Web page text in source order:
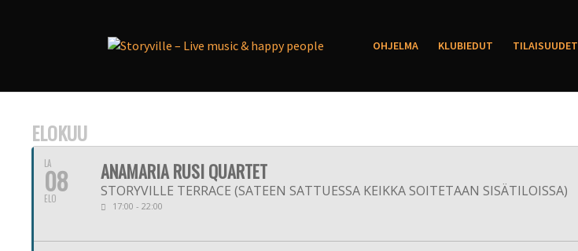
OHJELMA KLUBIEDUT TILAISUUDET
ELOKUU
LA
08
ELO
ANAMARIA RUSI QUARTET
STORYVILLE TERRACE (SATEEN SATTUESSA KEIKKA SOITETAAN SISÄTILOISSA)
17:00 - 22:00